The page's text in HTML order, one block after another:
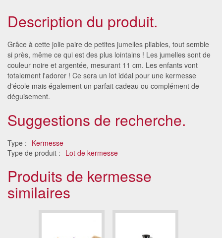
Description du produit.
Grâce à cette jolie paire de petites jumelles pliables, tout semble
si près, même ce qui est des plus lointains ! Les jumelles sont de
couleur noire et argentée, mesurant 11 cm. Les enfants vont
totalement l'adorer ! Ce sera un lot idéal pour une kermesse
d'école mais également un parfait cadeau ou complément de
déguisement.
Suggestions de recherche.
Type : Kermesse
Type de produit : Lot de kermesse
Produits de kermesse
similaires